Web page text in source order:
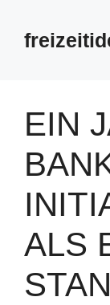
Inhalt
springen
EIN
ALS